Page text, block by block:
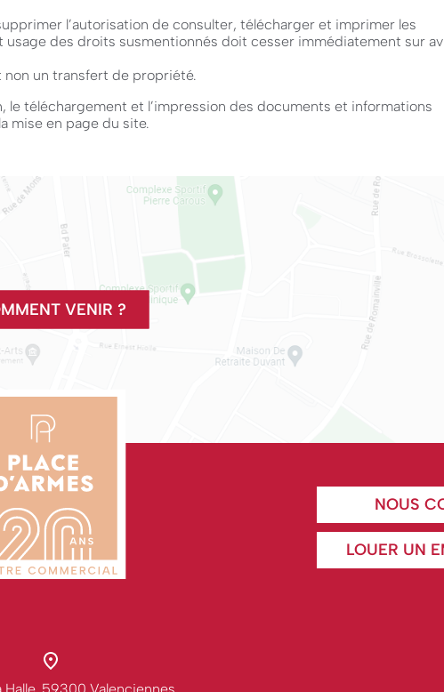
l’autorisation de consulter, télécharger et imprimer les
des droits susmentionnés doit cesser immédiatement sur
un transfert de propriété.
téléchargement et l’impression des documents et informations
mise en page du site.
VENIR ?
NOUS
LOUER UN